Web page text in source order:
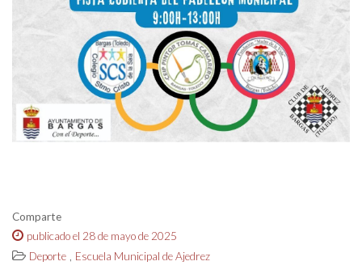
Comparte
publicado el 28 de mayo de 2025
Deporte , Escuela Municipal de Ajedrez